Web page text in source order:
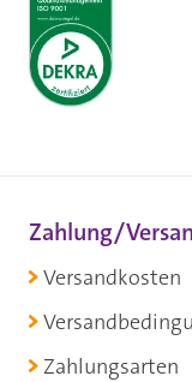
Zahlung/
Versandkosten
Zahlungsarten